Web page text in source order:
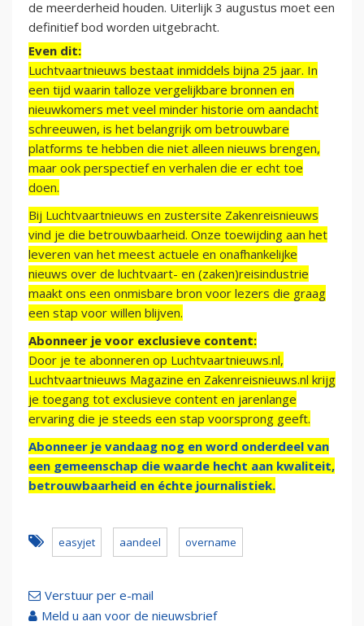
de meerderheid houden. Uiterlijk 3 augustus moet een
definitief bod worden uitgebracht.
Even dit:
Luchtvaartnieuws bestaat inmiddels bijna 25 jaar. In
een tijd waarin talloze vergelijkbare bronnen en
nieuwkomers met veel minder historie om aandacht
schreeuwen, is het belangrijk om betrouwbare
platforms te hebben die niet alleen nieuws brengen,
maar ook perspectief en verhalen die er echt toe
doen.
Bij Luchtvaartnieuws en zustersite Zakenreisnieuws
vind je die betrouwbaarheid. Onze toewijding aan het
leveren van het meest actuele en onafhankelijke
nieuws over de luchtvaart- en (zaken)reisindustrie
maakt ons een onmisbare bron voor lezers die graag
een stap voor willen blijven.
Abonneer je voor exclusieve content:
Door je te abonneren op Luchtvaartnieuws.nl,
Luchtvaartnieuws Magazine en Zakenreisnieuws.nl krijg
je toegang tot exclusieve content en jarenlange
ervaring die je steeds een stap voorsprong geeft.
Abonneer je vandaag nog en word onderdeel van
een gemeenschap die waarde hecht aan kwaliteit,
betrouwbaarheid en échte journalistiek.
easyjet aandeel overname
Verstuur per e-mail
Meld u aan voor de nieuwsbrief